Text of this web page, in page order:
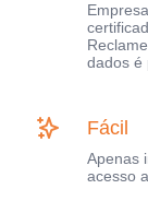
dados é
Fácil
Apenas
acesso